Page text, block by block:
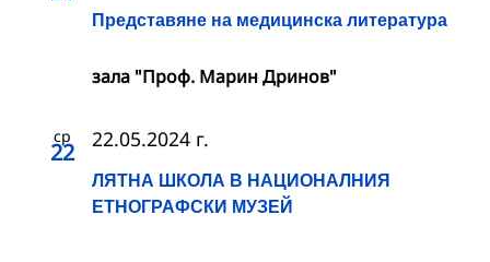
Представяне на медицинска литература
зала "Проф. Марин Дринов"
ср
22
ЛЯТНА ШКОЛА В НАЦИОНАЛНИЯ
ЕТНОГРАФСКИ МУЗЕЙ
22.05.2024 г.